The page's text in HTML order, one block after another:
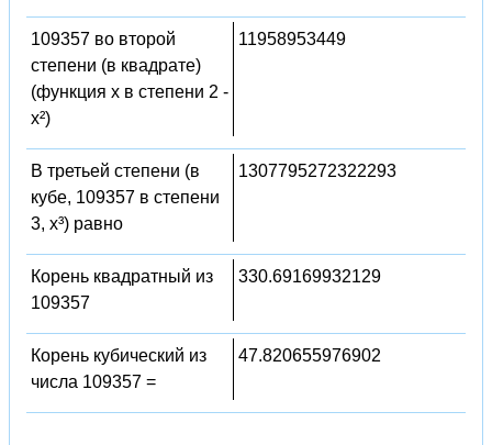
109357 во второй
степени (в квадрате)
(функция x в степени 2 -
x²)
11958953449
В третьей степени (в
кубе, 109357 в степени
3, x³) равно
1307795272322293
Корень квадратный из
109357
330.69169932129
Корень кубический из
числа 109357 =
47.820655976902